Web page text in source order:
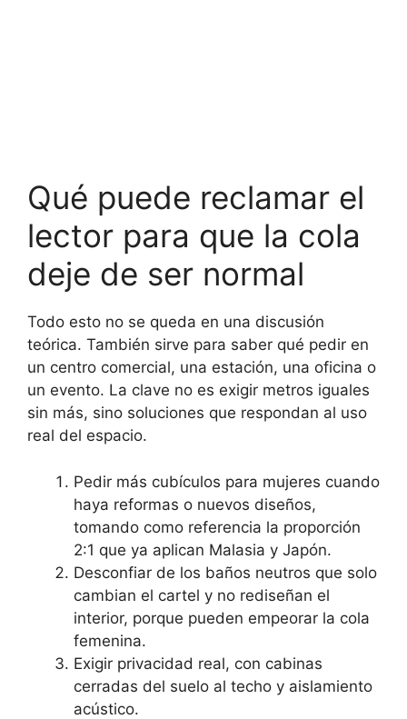
Qué puede reclamar el
lector para que la cola
deje de ser normal
Todo esto no se queda en una discusión
teórica. También sirve para saber qué pedir en
un centro comercial, una estación, una oficina o
un evento. La clave no es exigir metros iguales
sin más, sino soluciones que respondan al uso
real del espacio.
Pedir más cubículos para mujeres cuando
haya reformas o nuevos diseños,
tomando como referencia la proporción
2:1 que ya aplican Malasia y Japón.
Desconfiar de los baños neutros que solo
cambian el cartel y no rediseñan el
interior, porque pueden empeorar la cola
femenina.
Exigir privacidad real, con cabinas
cerradas del suelo al techo y aislamiento
acústico.